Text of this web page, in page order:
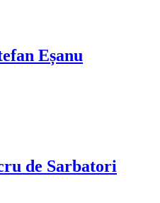
Eșanu
de Sarbatori